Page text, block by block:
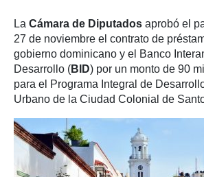
La Cámara de Diputados aprobó el
27 de noviembre el contrato de
gobierno dominicano y el Banco
Desarrollo (BID) por un monto de 90
para el Programa Integral de
Urbano de la Ciudad Colonial de